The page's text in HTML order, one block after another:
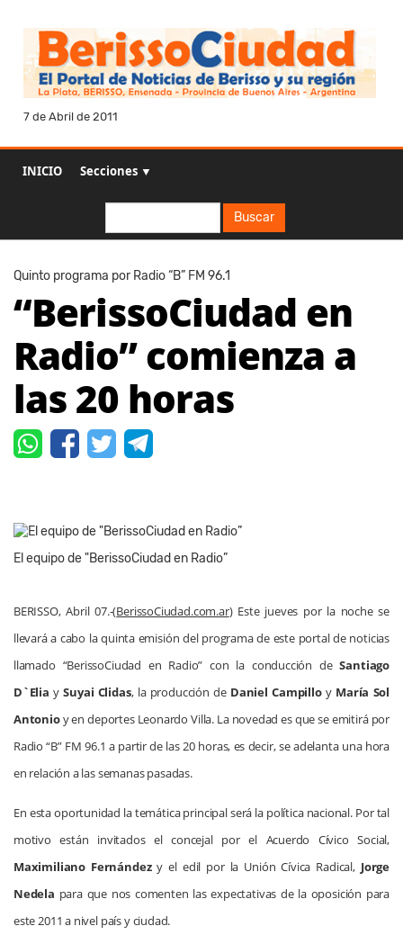
7 de Abril de 2011
INICIO Secciones ▼
Buscar
Quinto programa por Radio “B” FM 96.1
“BerissoCiudad en
Radio” comienza a
las 20 horas
El equipo de "BerissoCiudad en Radio”
BERISSO, Abril 07.-(BerissoCiudad.com.ar) Este jueves por la noche se
llevará a cabo la quinta emisión del programa de este portal de noticias
llamado “BerissoCiudad en Radio” con la conducción deSantiago
D`Elia ySuyai Clidas, la producción de Daniel Campilloy María Sol
Antonioy en deportes Leonardo Villa. La novedad es que se emitirá por
Radio “B” FM96.1 apartir de las 20 horas, es decir, se adelanta una hora
en relación a las semanas pasadas.
En esta oportunidad la temática principal será la política nacional. Por tal
motivo están invitados el concejal por el Acuerdo Cívico Social,
Maximiliano Fernándezy el edil por la Unión Cívica Radical, Jorge
Nedela para que nos comenten las expectativas de la oposición para
este2011 a nivel país y ciudad.